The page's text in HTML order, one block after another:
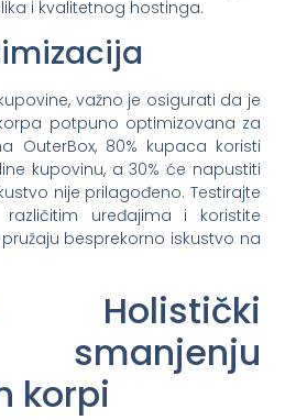
i kvalitetnog hostinga.
važno je osigurati da je
potpuno optimizovana za
OuterBox, 80% kupaca koristi
kupovinu, a 30% će napustiti
nije prilagođeno. Testirajte
uređajima i koristite
besprekorno iskustvo na
Holistički
korpi